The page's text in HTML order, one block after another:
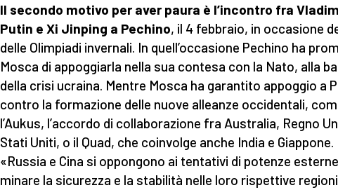
Il secondo motivo per aver paura è l’incontro fra
Putin e Xi Jinping a Pechino, il 4 febbraio, in occasione
delle Olimpiadi invernali. In quell’occasione Pechino ha
Mosca di appoggiarla nella sua contesa con la Nato, alla
della crisi ucraina. Mentre Mosca ha garantito appoggio a
contro la formazione delle nuove alleanze occidentali,
l’Aukus, l’accordo di collaborazione fra Australia, Regno
Stati Uniti, o il Quad, che coinvolge anche India e Giappone.
«Russia e Cina si oppongono ai tentativi di potenze
minare la sicurezza e la stabilità nelle loro rispettive regioni